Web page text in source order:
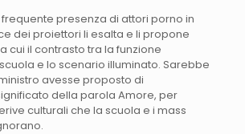
presenza di attori porno in
dei proiettori li esalta e li propone
cui il contrasto tra la funzione
e lo scenario illuminato. Sarebbe
avesse proposto di
della parola Amore, per
culturali che la scuola e i mass